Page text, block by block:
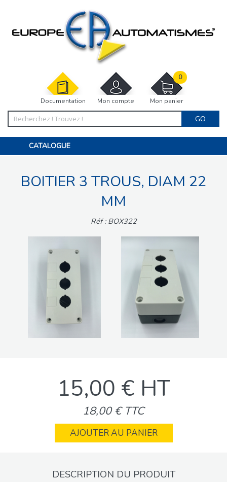
Documentation Mon compte Mon panier
0
GO
CATALOGUE
MOTORISATIONS
ACCESSOIRES ET ELECTRONIQUES
INTERPHONES VISIOPHONES
BOITIER 3 TROUS, DIAM 22
MM
Réf : BOX322
15,00 € HT
18,00 € TTC
AJOUTER AU PANIER
DESCRIPTION DU PRODUIT